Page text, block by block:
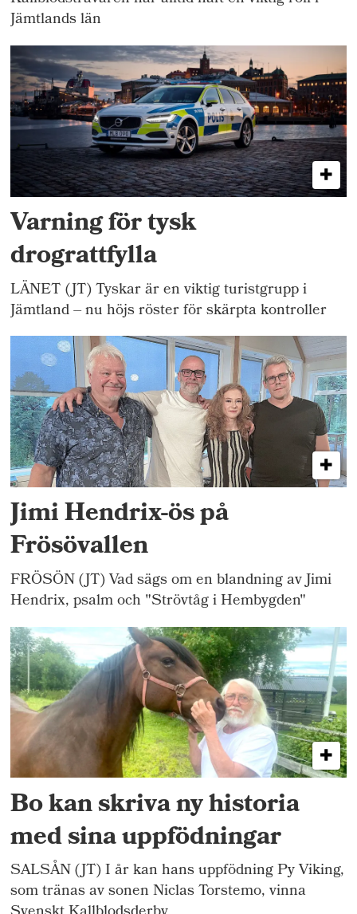
Jämtlands län
Varning för tysk
drograttfylla
LÄNET (JT) Tyskar är en viktig turistgrupp i
Jämtland – nu höjs röster för skärpta kontroller
Jimi Hendrix-ös på
Frösövallen
FRÖSÖN (JT) Vad sägs om en blandning av Jimi
Hendrix, psalm och "Strövtåg i Hembygden"
Bo kan skriva ny historia
med sina uppfödningar
SALSÅN (JT) I år kan hans uppfödning Py Viking,
som tränas av sonen Niclas Torstemo, vinna